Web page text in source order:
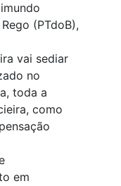
(PTdoB),
vai sediar
no
toda a
como
em